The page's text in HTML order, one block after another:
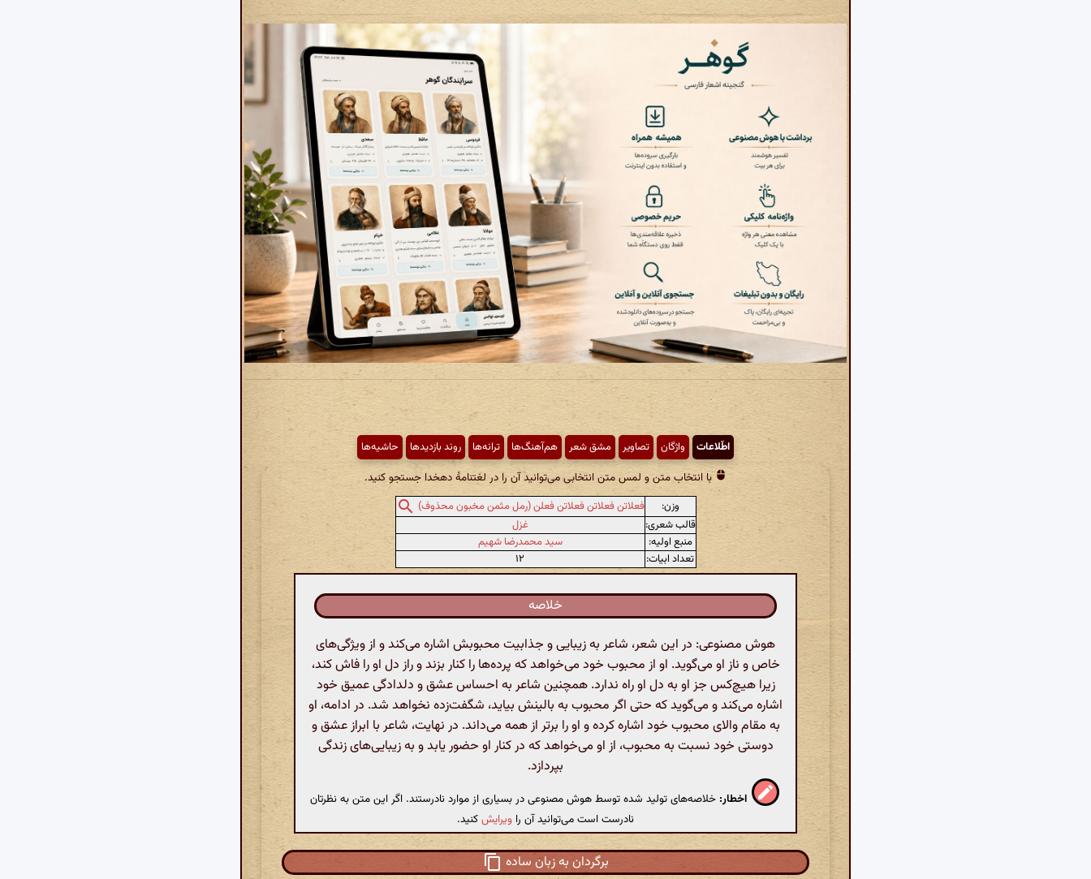
اطّلاعات واژگان تصاویر مشق شعر هم‌آهنگ‌ها ترانه‌ها روند بازدیدها حاشیه‌ها
با انتخاب متن و لمس متن انتخابی می‌توانید آن را در لغتنامهٔ دهخدا جستجو کنید.
وزن:
فعلاتن فعلاتن فعلاتن فعلن (رمل مثمن مخبون محذوف)
قالب شعری:
غزل
منبع اولیه:
سید محمدرضا شهیم
تعداد ابیات:
۱۲
خلاصه
هوش مصنوعی: در این شعر، شاعر به زیبایی و جذابیت محبوبش اشاره می‌کند و از ویژگی‌های
خاص و ناز او می‌گوید. او از محبوب خود می‌خواهد که پرده‌ها را کنار بزند و راز دل او را فاش کند،
زیرا هیچ‌کس جز او به دل او راه ندارد. همچنین شاعر به احساس عشق و دلدادگی عمیق خود
اشاره می‌کند و می‌گوید که حتی اگر محبوب به بالینش بیاید، شگفت‌زده نخواهد شد. در ادامه، او
به مقام والای محبوب خود اشاره کرده و او را برتر از همه می‌داند. در نهایت، شاعر با ابراز عشق و
دوستی خود نسبت به محبوب، از او می‌خواهد که در کنار او حضور یابد و به زیبایی‌های زندگی
بپردازد.
اخطار: خلاصه‌های تولید شده توسط هوش مصنوعی در بسیاری از موارد نادرستند. اگر این متن به نظرتان
نادرست است می‌توانید آن را ویرایشکنید.
برگردان به زبان ساده